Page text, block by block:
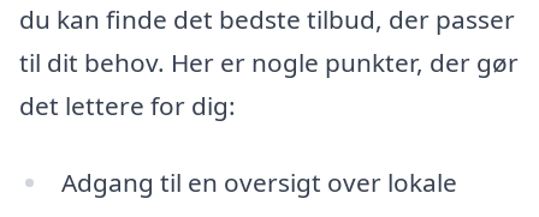
du kan finde det bedste tilbud, der passer
til dit behov. Her er nogle punkter, der gør
det lettere for dig:
Adgang til en oversigt over lokale